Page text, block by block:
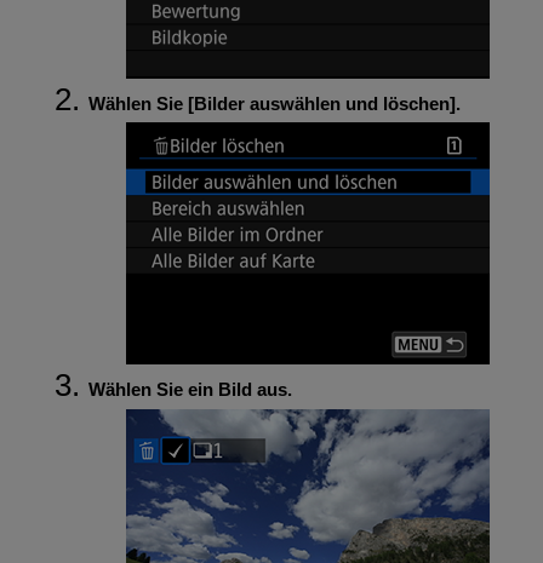
Wählen Sie [Bilder auswählen und löschen].
Wählen Sie ein Bild aus.